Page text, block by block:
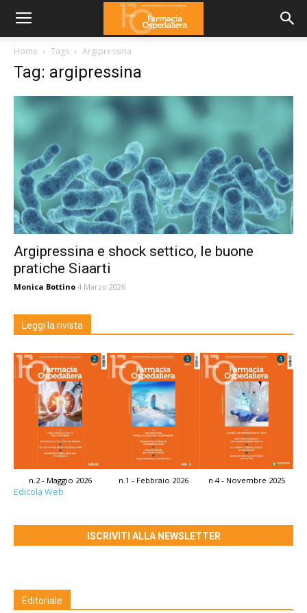
Home Tags Argipressina
Tag: argipressina
Argipressina e shock settico, le buone
pratiche Siaarti
Monica Bottino 4 Marzo 2026
Leggi la rivista
n.2 - Maggio 2026 n.1 - Febbraio 2026 n.4 - Novembre 2025
Edicola Web
ISCRIVITI ALLA NEWSLETTER
Editoriale